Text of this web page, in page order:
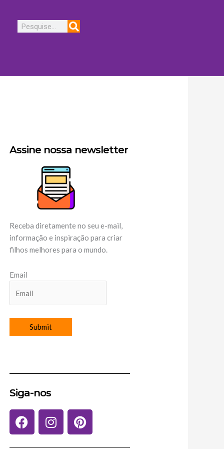
Assine nossa newsletter
Receba diretamente no seu e-mail,
informação e inspiração para criar
filhos melhores para o mundo.
Email
Siga-nos
F
a
I
n
P
i